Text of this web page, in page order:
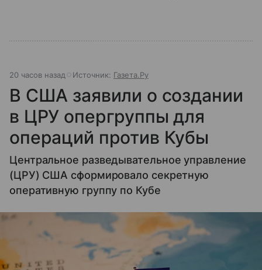
20 часов назад Источник: Газета.Ру
В США заявили о создании
в ЦРУ опергруппы для
операций против Кубы
Центральное разведывательное управление
(ЦРУ) США сформировало секретную
оперативную группу по Кубе